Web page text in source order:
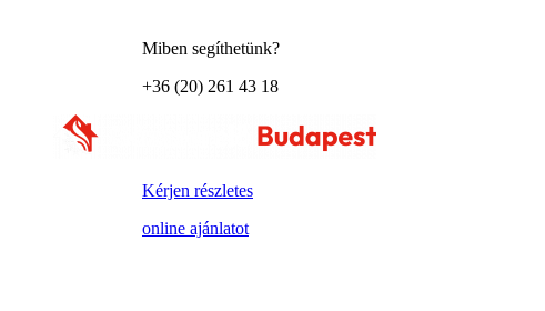
Miben segíthetünk?
+36 (20) 261 43 18
Kérjen részletes
online ajánlatot